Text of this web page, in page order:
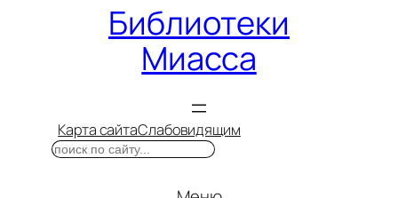
Библиотеки
Миасса
Карта сайтаСлабовидящим
Поиск